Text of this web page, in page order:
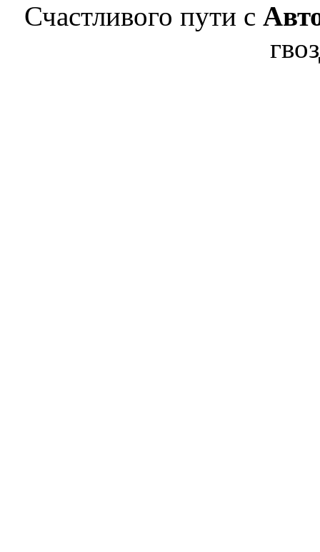
Счастливого пути с